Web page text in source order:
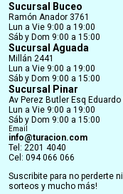
Sucursal Buceo
Ramón Anador 3761
Lun a Vie 9:00 a 19:00
Sáb y Dom 9:00 a 15:00
Sucursal Aguada
Millán 2441
Lun a Vie 9:00 a 19:00
Sáb y Dom 9:00 a 15:00
Sucursal Pinar
Av Perez Butler Esq Eduardo
Lun a Vie 9:00 a 19:00
Sáb y Dom 9:00 a 15:00
Email
info@turacion.com
Tel: 2201 4040
Cel: 094 066 066
Suscribite para no perderte
sorteos y mucho más!